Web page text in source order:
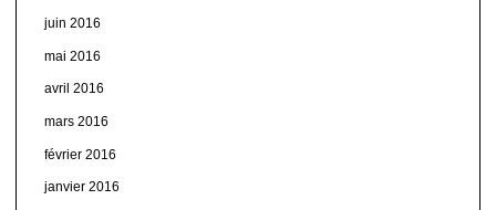
juin 2016
mai 2016
avril 2016
mars 2016
février 2016
janvier 2016